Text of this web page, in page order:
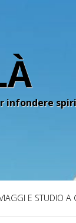
infondere
E STUDIO A